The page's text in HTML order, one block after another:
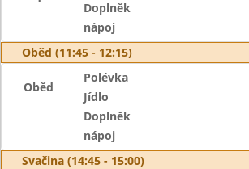
Doplněk
nápoj
Oběd (11:45 - 12:15)
Oběd
Polévka
Jídlo
Doplněk
nápoj
Svačina (14:45 - 15:00)